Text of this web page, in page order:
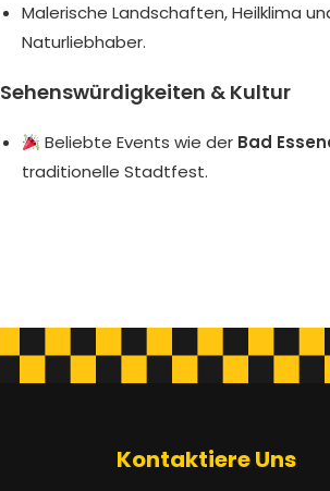
Malerische Landschaften, Heilklima
Naturliebhaber.
Sehenswürdigkeiten & Kultur
Beliebte Events wie der Bad
traditionelle Stadtfest.
Kontaktiere Uns